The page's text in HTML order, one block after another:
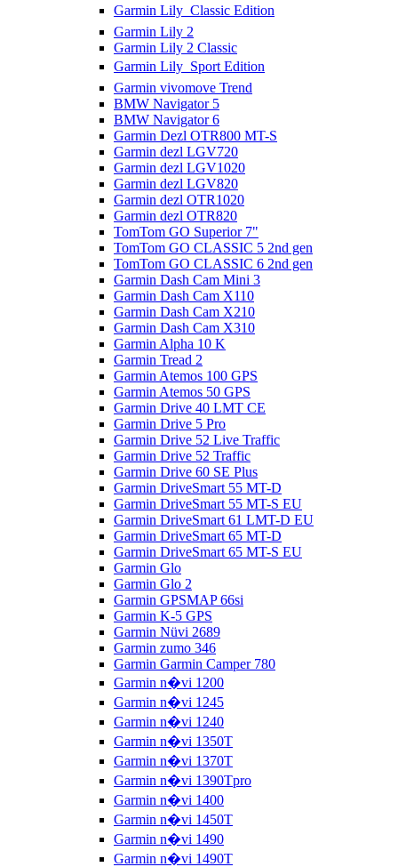
Garmin Lily  Classic Edition
Garmin Lily 2
Garmin Lily 2 Classic
Garmin Lily  Sport Edition
Garmin vivomove Trend
BMW Navigator 5
BMW Navigator 6
Garmin Dezl OTR800 MT-S
Garmin dezl LGV720
Garmin dezl LGV1020
Garmin dezl LGV820
Garmin dezl OTR1020
Garmin dezl OTR820
TomTom GO Superior 7"
TomTom GO CLASSIC 5 2nd gen
TomTom GO CLASSIC 6 2nd gen
Garmin Dash Cam Mini 3
Garmin Dash Cam X110
Garmin Dash Cam X210
Garmin Dash Cam X310
Garmin Alpha 10 K
Garmin Tread 2
Garmin Atemos 100 GPS
Garmin Atemos 50 GPS
Garmin Drive 40 LMT CE
Garmin Drive 5 Pro
Garmin Drive 52 Live Traffic
Garmin Drive 52 Traffic
Garmin Drive 60 SE Plus
Garmin DriveSmart 55 MT-D
Garmin DriveSmart 55 MT-S EU
Garmin DriveSmart 61 LMT-D EU
Garmin DriveSmart 65 MT-D
Garmin DriveSmart 65 MT-S EU
Garmin Glo
Garmin Glo 2
Garmin GPSMAP 66si
Garmin K-5 GPS
Garmin Nüvi 2689
Garmin zumo 346
Garmin Garmin Camper 780
Garmin n�vi 1200
Garmin n�vi 1245
Garmin n�vi 1240
Garmin n�vi 1350T
Garmin n�vi 1370T
Garmin n�vi 1390Tpro
Garmin n�vi 1400
Garmin n�vi 1450T
Garmin n�vi 1490
Garmin n�vi 1490T